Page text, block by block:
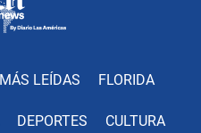
MÁS LEÍDAS FLORIDA
DEPORTES CULTURA